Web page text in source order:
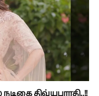
திவ்யபாரதி..!!